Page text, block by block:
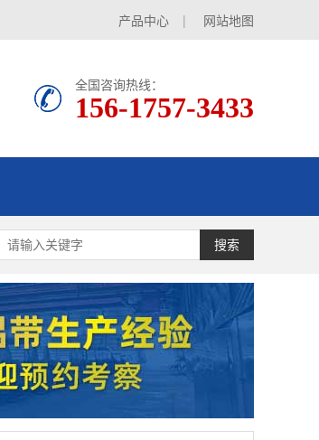
产品中心 | 网站地图
全国咨询热线：
156-1757-3433
搜索